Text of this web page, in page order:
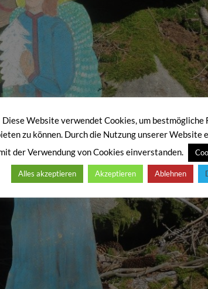
Diese Website verwendet Cookies, um
zu können. Durch die Nutzung unserer Website
der Verwendung von Cookies einverstanden.
Alles akzeptieren Akzeptieren Ablehnen